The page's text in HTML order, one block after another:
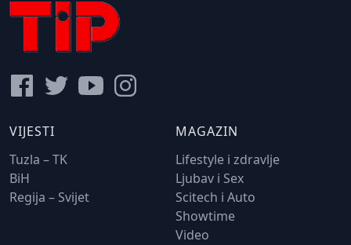
VIJESTI
Tuzla – TK
BiH
Regija – Svijet
MAGAZIN
Lifestyle i zdravlje
Ljubav i Sex
Scitech i Auto
Showtime
Video